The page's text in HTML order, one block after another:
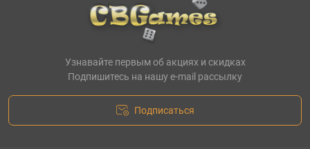
Узнавайте первым об акциях и скидках
Подпишитесь на нашу e-mail рассылку
Подписаться